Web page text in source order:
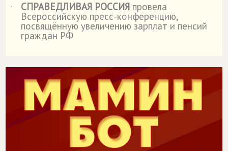
˙
СПРАВЕДЛИВАЯ РОССИЯ провела
Всероссийскую пресс-конференцию,
посвящённую увеличению зарплат и пенсий
граждан РФ